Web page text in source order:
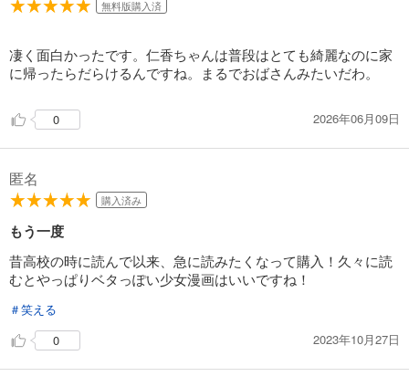
スイッチガール!! 17
543
スイッチガール!! 18
試し読み
あらすじを表示する
完結
無料版購入済
凄く面白かったです。仁香ちゃんは普段はとても綺麗なのに家
に帰ったらだらけるんですね。まるでおばさんみたいだわ。
0 2026年06月09日
匿名
購入済み
もう一度
昔高校の時に読んで以来、急に読みたくなって購入！久々に読
むとやっぱりベタっぽい少女漫画はいいですね！
＃笑える
0
2023年10月27日